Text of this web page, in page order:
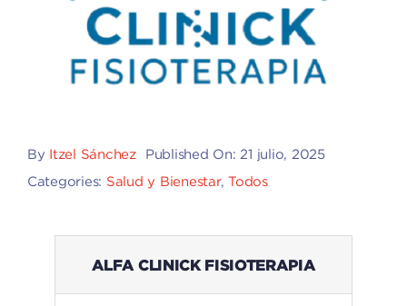
By Itzel Sánchez
Published On: 21 julio, 2025
Categories: Salud y Bienestar,Todos
ALFA CLINICK FISIOTERAPIA